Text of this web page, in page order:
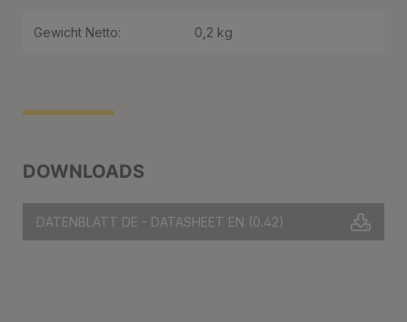
DOWNLOADS
DATENBLATT DE - DATASHEET EN (0.42)
Gewicht Netto: 0,2 kg